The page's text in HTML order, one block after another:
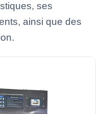
ses
ainsi que des